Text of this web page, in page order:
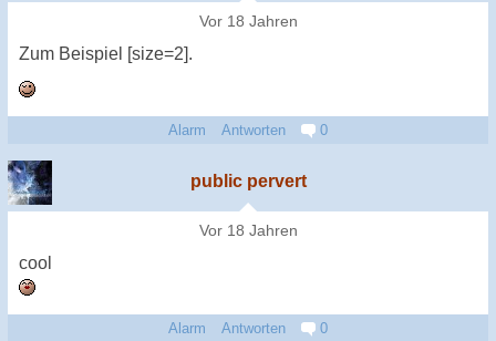
Vor 18 Jahren
Zum Beispiel [size=2].
Alarm Antworten 0
public pervert
Vor 18 Jahren
cool
Alarm Antworten 0